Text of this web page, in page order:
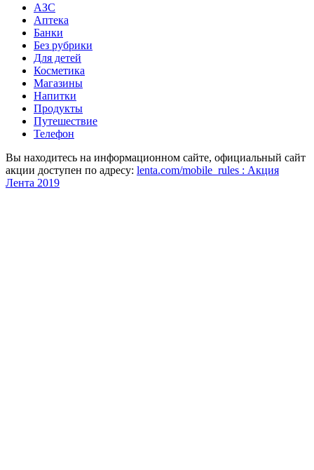
АЗС
Аптека
Банки
Без рубрики
Для детей
Косметика
Магазины
Напитки
Продукты
Путешествие
Телефон
Вы находитесь на информационном сайте, официальный сайт
акции доступен по адресу: lenta.com/mobile_rules : Акция
Лента 2019